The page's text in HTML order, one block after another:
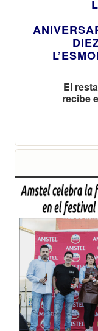
El
recibe